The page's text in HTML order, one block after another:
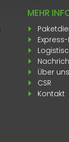
MEHR
Über uns
CSR
Kontakt